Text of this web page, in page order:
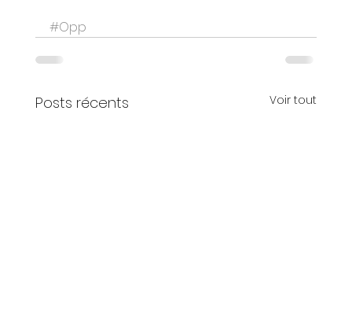
#Opp
Posts récents Voir tout